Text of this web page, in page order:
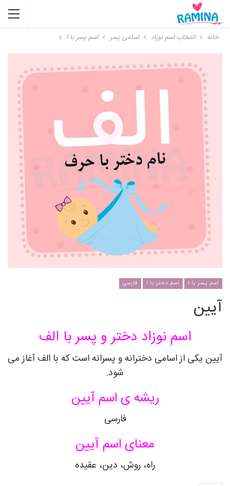
خانه انتخاب اسم نوزاد اسامی پسر اسم پسر با ا
اسم پسر با ا اسم دختر با ا فارسی
آیین
اسم نوزاد دختر و پسر با الف
آیین یکی از اسامی دخترانه و پسرانه است که با الف آغاز می
شود.
ریشه ی اسم آیین
فارسی
معنای اسم آیین
راه، روش، دین، عقیده